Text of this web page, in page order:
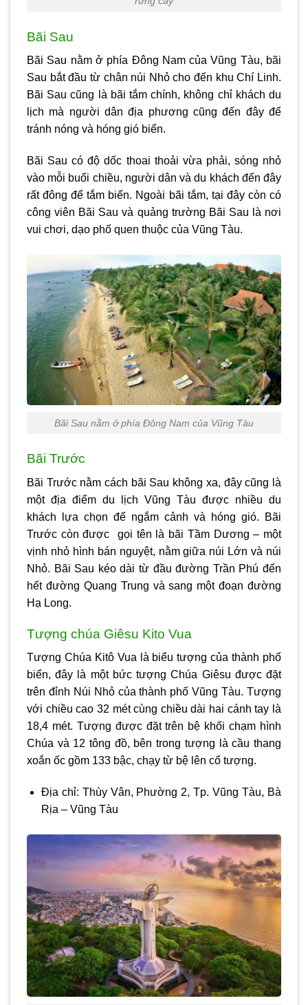
Bãi Sau
Bãi Sau nằm ở phía Đông Nam của Vũng Tàu, bãi
Sau bắt đầu từ chân núi Nhỏ cho đến khu Chí Linh.
Bãi Sau cũng là bãi tắm chính, không chỉ khách du
lịch mà người dân địa phương cũng đến đây để
tránh nóng và hóng gió biển.
Bãi Sau có độ dốc thoai thoải vừa phải, sóng nhỏ
vào mỗi buổi chiều, người dân và du khách đến đây
rất đông để tắm biển. Ngoài bãi tắm, tại đây còn có
công viên Bãi Sau và quảng trường Bãi Sau là nơi
vui chơi, dạo phố quen thuộc của Vũng Tàu.
Bãi Sau nằm ở phía Đông Nam của Vũng Tàu
Bãi Trước
Bãi Trước nằm cách bãi Sau không xa, đây cũng là
một địa điểm du lịch Vũng Tàu được nhiều du
khách lựa chọn để ngắm cảnh và hóng gió. Bãi
Trước còn được gọi tên là bãi Tầm Dương – một
vịnh nhỏ hình bán nguyệt, nằm giữa núi Lớn và núi
Nhỏ. Bãi Sau kéo dài từ đầu đường Trần Phú đến
hết đường Quang Trung và sang một đoạn đường
Hạ Long.
Tượng chúa Giêsu Kito Vua
Tượng Chúa Kitô Vua là biểu tượng của thành phố
biển, đây là một bức tượng Chúa Giêsu được đặt
trên đỉnh Núi Nhỏ của thành phố Vũng Tàu. Tượng
với chiều cao 32 mét cùng chiều dài hai cánh tay là
18,4 mét. Tượng được đặt trên bệ khối chạm hình
Chúa và 12 tông đồ, bên trong tượng là cầu thang
xoắn ốc gồm 133 bậc, chạy từ bệ lên cổ tượng.
Địa chỉ: Thùy Vân, Phường 2, Tp. Vũng Tàu, Bà
Rịa – Vũng Tàu